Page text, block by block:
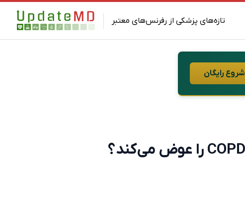
تازه‌های پزشکی از رفرنس‌های معتبر
شروع رایگان